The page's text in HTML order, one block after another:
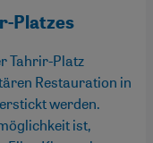
Platzes
Tahrir-Platz
Restauration in
werden.
ist,